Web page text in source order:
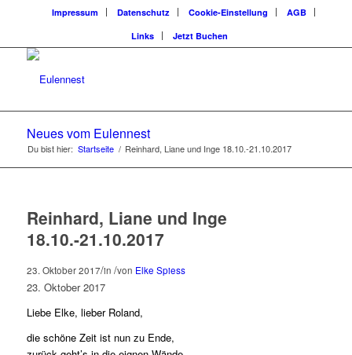
Impressum Datenschutz Cookie-Einstellung
AGB
Links
Jetzt Buchen
Neues vom Eulennest
Du bist hier: Startseite / Reinhard, Liane und Inge 18.10.-21.10.2017
Reinhard, Liane und Inge
18.10.-21.10.2017
23. Oktober 2017/in /von Elke Spiess
23. Oktober 2017
Liebe Elke, lieber Roland,
die schöne Zeit ist nun zu Ende,